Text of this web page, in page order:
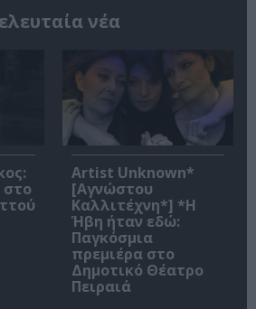
νέα
στο
Artist Unknown*
[Αγνώστου
Καλλιτέχνη*] *Η
Ήβη ήταν εδώ:
Παγκόσμια
πρεμιέρα στο
Δημοτικό Θέατρο
Πειραιά